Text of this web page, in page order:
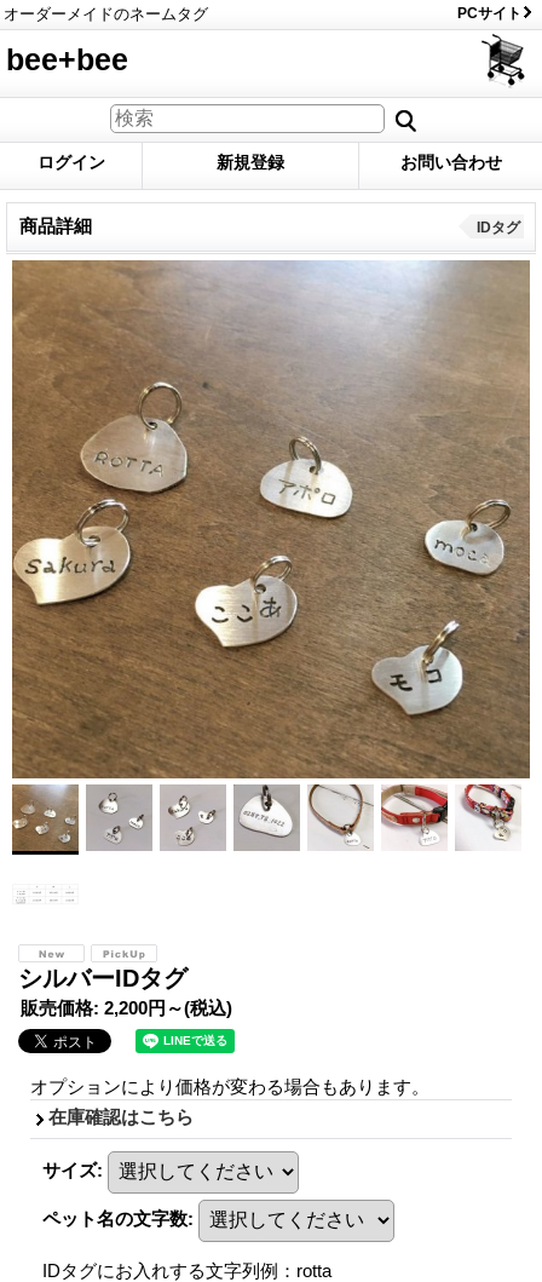
オーダーメイドのネームタグ PCサイト
bee+bee
ログイン 新規登録 お問い合わせ
商品詳細 IDタグ
シルバーIDタグ
販売価格: 2,200円～(税込)
オプションにより価格が変わる場合もあります。
在庫確認はこちら
サイズ:
ペット名の文字数:
IDタグにお入れする文字列例：rotta